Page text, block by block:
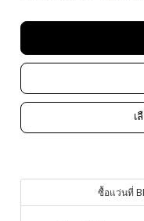
เ
ซื้อแว่นที่